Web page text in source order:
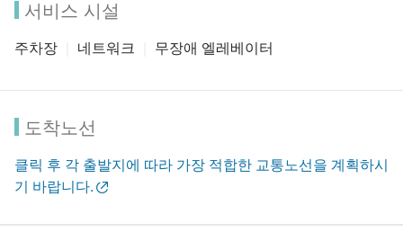
서비스 시설
주차장 네트워크 무장애 엘레베이터
도착노선
클릭 후 각 출발지에 따라 가장 적합한 교통노선을 계획하시
기 바랍니다.